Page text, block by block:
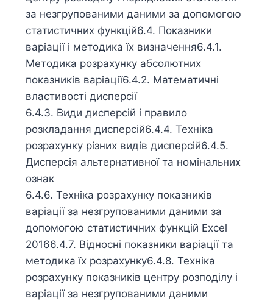
за незгрупованими даними за допомогою
статистичних функцій6.4. Показники
варіації і методика їх визначення6.4.1.
Методика розрахунку абсолютних
показників варіації6.4.2. Математичні
властивості дисперсії
6.4.3. Види дисперсій і правило
розкладання дисперсій6.4.4. Техніка
розрахунку різних видів дисперсій6.4.5.
Дисперсія альтернативної та номінальних
ознак
6.4.6. Техніка розрахунку показників
варіації за незгрупованими даними за
допомогою статистичних функцій Excel
20166.4.7. Відносні показники варіації та
методика їх розрахунку6.4.8. Техніка
розрахунку показників центру розподілу і
варіації за незгрупованими даними